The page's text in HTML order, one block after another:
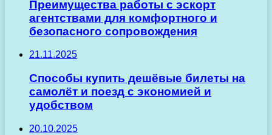
Преимущества работы с эскорт
агентствами для комфортного и
безопасного сопровождения
21.11.2025
Способы купить дешёвые билеты на
самолёт и поезд с экономией и
удобством
20.10.2025